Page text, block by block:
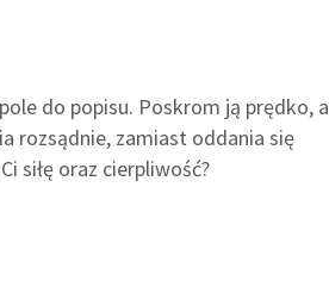
do popisu. Poskrom ją prędko, a
rozsądnie, zamiast oddania się
siłę oraz cierpliwość?